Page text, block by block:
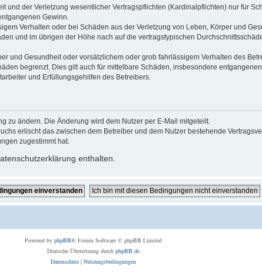
und der Verletzung wesentlicher Vertragspflichten (Kardinalpflichten) nur für
Gewinn.
Verhalten oder bei Schäden aus der Verletzung von Leben, Körper und
und im übrigen der Höhe nach auf die vertragstypischen
und Gesundheit oder vorsätzlichem oder grob fahrlässigem Verhalten des
begrenzt. Dies gilt auch für mittelbare Schäden, insbesondere
und Erfüllungsgehilfen des Betreibers.
zu ändern. Die Änderung wird dem Nutzer per E-Mail mitgeteilt.
erlischt das zwischen dem Betreiber und dem Nutzer bestehende
zugestimmt hat.
enthalten.
Powered by phpBB® Forum Software © phpBB Limited
Deutsche Übersetzung durch phpBB.de
Datenschutz| Nutzungsbedingungen